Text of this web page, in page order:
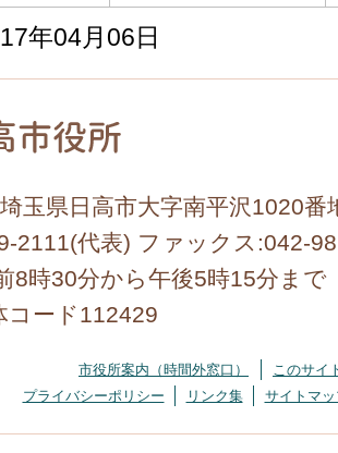
年04月06日
玉県日高市大字南平沢1020番
2111(代表) ファックス:042-
8時30分から午後5時15分まで
コード112429
市役所案内（時間外窓口）
このサイ
プライバシーポリシー
リンク集 サイトマッ